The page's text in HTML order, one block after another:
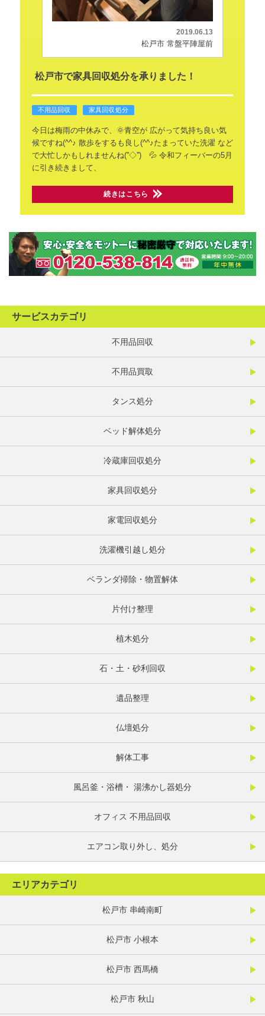
2019.06.13
松戸市 常盤平陣屋前
松戸市で家具回収処分を承りました！
不用品回収 家具回収処分
今日は梅雨の中休みで、🌞青空が広がって気持ち良い気
候ですね(^^♪ 散歩をするも良し(^^♪たまっていた洗濯 など
で大忙しかもしれませんね(''◇'')ゞ💦 令和フィーバーの5月
に引き続きまして、
続きはこちら
サービスカテゴリ
不用品回収
不用品買取
タンス処分
ベッド解体処分
冷蔵庫回収処分
家具回収処分
家電回収処分
洗濯機引越し処分
ベランダ掃除・物置解体
片付け整理
植木処分
石・土・砂利回収
遺品整理
仏壇処分
解体工事
風呂釜・浴槽・ 湯沸かし器処分
オフィス 不用品回収
エアコン取り外し、処分
エリアカテゴリ
松戸市 串崎南町
松戸市 小根本
松戸市 西馬橋
松戸市 秋山